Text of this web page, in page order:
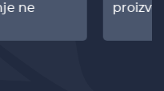
ne